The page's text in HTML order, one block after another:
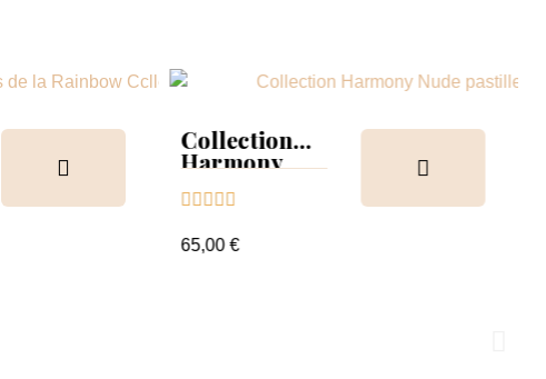
Collection
Harmony
nuancier
    
65,00 €